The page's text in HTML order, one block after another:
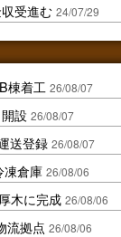
受進む 24/07/29
棟着工 26/08/07
設 26/08/07
送登録 26/08/07
凍倉庫 26/08/06
木に完成 26/08/06
流拠点 26/08/06